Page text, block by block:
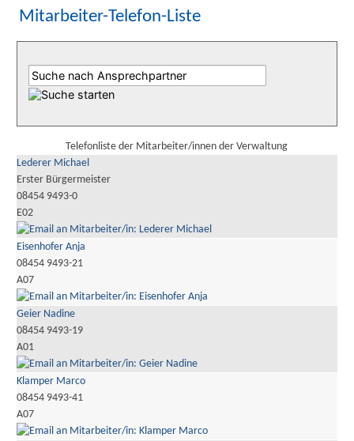
Mitarbeiter-Telefon-Liste
Telefonliste der Mitarbeiter/innen der Verwaltung
Lederer Michael
Erster Bürgermeister
08454 9493-0
E02
Eisenhofer Anja
08454 9493-21
A07
Geier Nadine
08454 9493-19
A01
Klamper Marco
08454 9493-41
A07